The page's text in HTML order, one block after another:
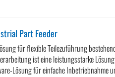
Part Feeder
für flexible Teilezuführung
ist eine leistungsstarke
Lösung für einfache